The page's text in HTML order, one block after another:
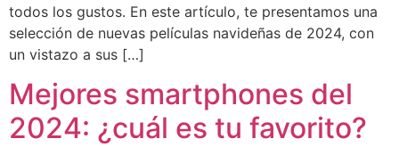
todos los gustos. En este artículo, te presentamos una
selección de nuevas películas navideñas de 2024, con
un vistazo a sus […]
Mejores smartphones del
2024: ¿cuál es tu favorito?